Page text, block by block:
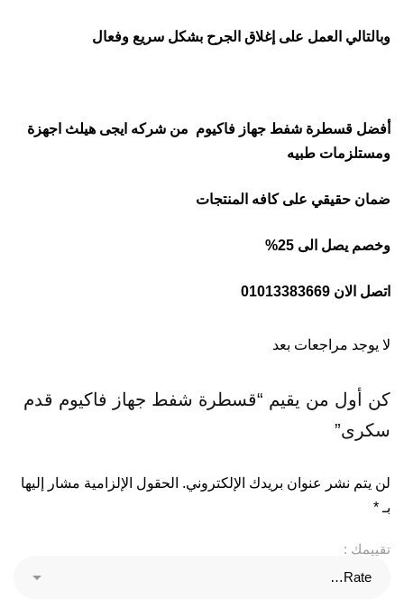
وبالتالي العمل على إغلاق الجرح بشكل سريع وفعال
أفضل قسطرة شفط جهاز فاكيوم من شركه ايجى هيلث اجهزة
ومستلزمات طبيه
ضمان حقيقي على كافه المنتجات
وخصم يصل الى 25%
اتصل الان 01013383669
لا يوجد مراجعات بعد
كن أول من يقيم “قسطرة شفط جهاز فاكيوم قدم
سكرى”
لن يتم نشر عنوان بريدك الإلكتروني. الحقول الإلزامية مشار إليها
بـ *
تقييمك :